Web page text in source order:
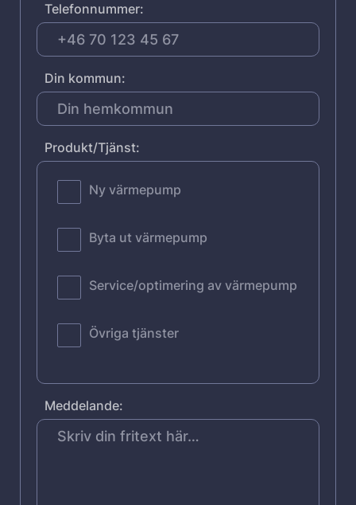
Telefonnummer:
Din kommun:
Produkt/Tjänst:
Ny värmepump
Byta ut värmepump
Service/optimering av värmepump
Övriga tjänster
Meddelande: